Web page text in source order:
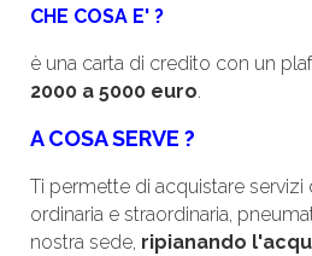
CHE COSA E' ?
è una carta di credito con un
2000 a 5000 euro.
A COSA SERVE ?
Ti permette di acquistare
ordinaria e straordinaria,
nostra sede, ripianando